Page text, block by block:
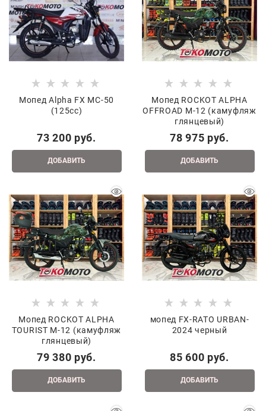
Мопед Alpha FX MC-50
(125cc)
73 200 руб.
ДОБАВИТЬ
Мопед ROCKOT ALPHA
OFFROAD M-12 (камуфляж
глянцевый)
78 975 руб.
ДОБАВИТЬ
Мопед ROCKOT ALPHA
TOURIST M-12 (камуфляж
глянцевый)
79 380 руб.
ДОБАВИТЬ
мопед FX-RATO URBAN-
2024 черный
85 600 руб.
ДОБАВИТЬ